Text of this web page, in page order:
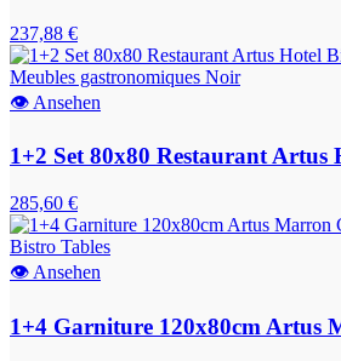
237,88 €
👁 Ansehen
1+2 Set 80x80 Restaurant Artus
285,60 €
👁 Ansehen
1+4 Garniture 120x80cm Artus